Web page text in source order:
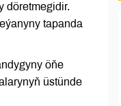
döretmegidir.
tapanda
öňe
üstünde